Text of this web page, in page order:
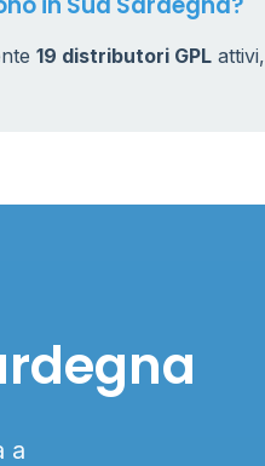
19 distributori GPL attivi,
a